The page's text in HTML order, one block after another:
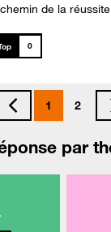
de la
0
1 2
par